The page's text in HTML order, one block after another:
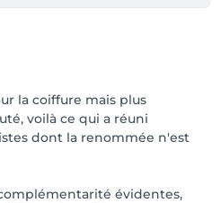
la coiffure mais plus
voilà ce qui a réuni
dont la renommée n'est
évidentes,